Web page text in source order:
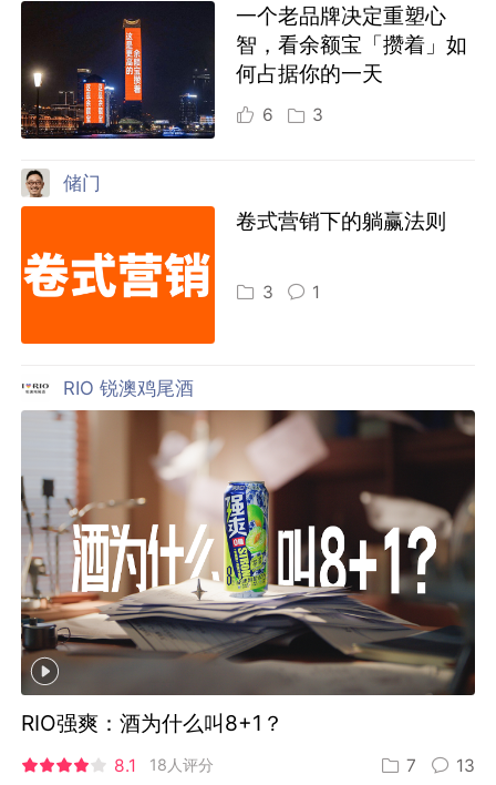
一个老品牌决定重塑心
智，看余额宝「攒着」如
何占据你的一天
6 3
储门
卷式营销下的躺赢法则
3 1
RIO 锐澳鸡尾酒
RIO强爽：酒为什么叫8+1？
8.1 18人评分 7 13